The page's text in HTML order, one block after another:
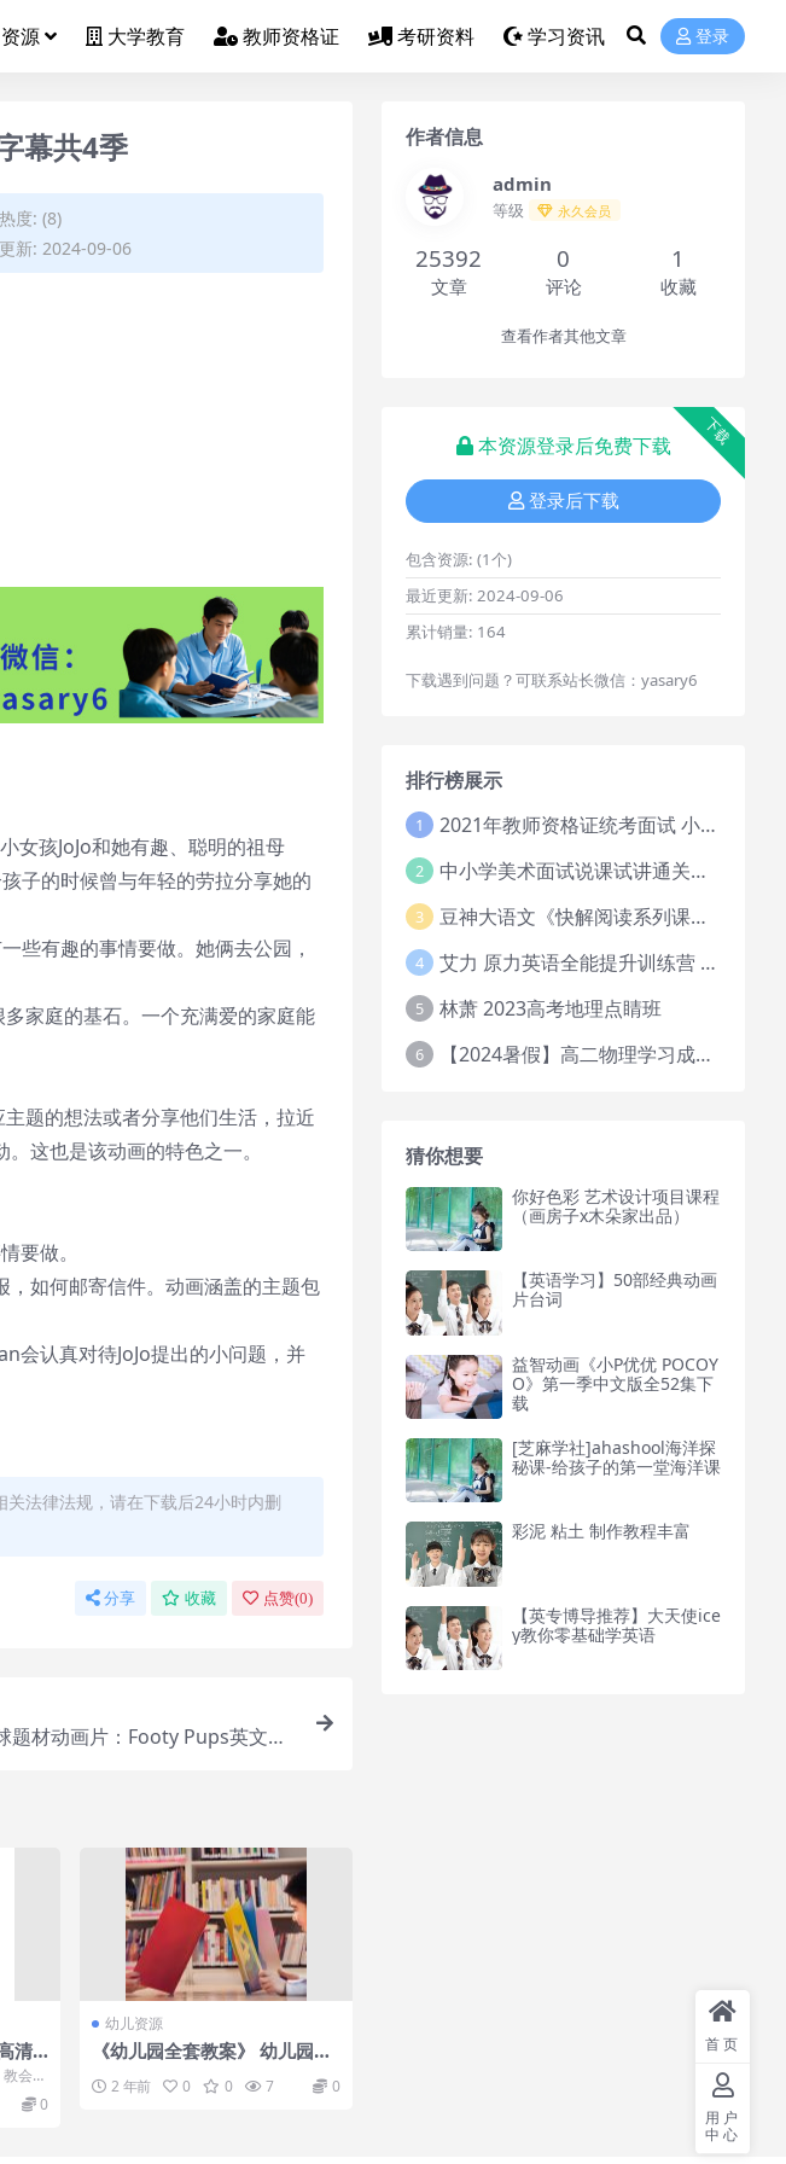
源 大学教育 教师资格证 考研资料 学习资讯 登录
幕共4季
度: (8)
新: 2024-09-06
女孩JoJo和她有趣、聪明的祖母
子的时候曾与年轻的劳拉分享她的
些有趣的事情要做。她俩去公园，
家庭的基石。一个充满爱的家庭能
题的想法或者分享他们生活，拉近
这也是该动画的特色之一。
要做。
如何邮寄信件。动画涵盖的主题包
会认真对待JoJo提出的小问题，并
法律法规，请在下载后24小时内删
分享 收藏 点赞(0)
题材动画片：Footy Pups英文版
清
会小
语单
0
幼儿资源
《幼儿园全套教案》 幼儿园行
全 2 年前 0 0 7 0
作者信息
admin
等级 永久会员
25392
文章
0
评论
1
收藏
查看作者其他文章
下载
本资源登录后免费下载
登录后下载
包含资源: (1个)
最近更新: 2024-09-06
累计销量: 164
下载遇到问题？可联系站长微信：yasary6
排行榜展示
1 2021年教师资格证统考面试 小学教资资料试讲+答辩
2 中小学美术面试说课试讲通关班14讲（辅助资料第一套）
3 豆神大语文《快解阅读系列课教程完整》
4 艾力 原力英语全能提升训练营 151G网课大合集
5 林萧 2023高考地理点睛班
6 【2024暑假】高二物理学习成长与规划系统1期
猜你想要
你好色彩 艺术设计项目课程
（画房子x木朵家出品）
【英语学习】50部经典动画
片台词
益智动画《小P优优 POCOY
O》第一季中文版全52集下
载
[芝麻学社]ahashool海洋探
秘课-给孩子的第一堂海洋课
彩泥 粘土 制作教程丰富
【英专博导推荐】大天使ice
y教你零基础学英语
首页
用户
中心